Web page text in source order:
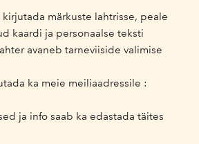
kirjutada märkuste lahtrisse, peale
kaardi ja personaalse teksti
avaneb tarneviiside valimise
ka meie meiliaadressile :
ja info saab ka edastada täites